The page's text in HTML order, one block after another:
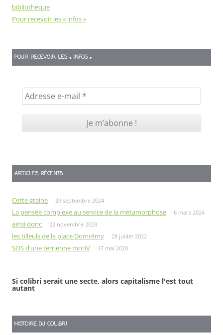
bibliothéque
Pour recevoir les « infos »
POUR RECEVOIR LES « INFOS »
ARTICLES RÉCENTS
Cette graine 29 septembre 2024
La pensée complexe au service de la métamorphose 6 mars 2024
ainsi donc 22 novembre 2023
les tilleuls de la place Domrémy 28 juillet 2022
SOS d’une terrienne motiV 17 mai 2020
Si colibri serait une secte, alors capitalisme l'est tout
autant
HISTOIRE DU COLIBRI